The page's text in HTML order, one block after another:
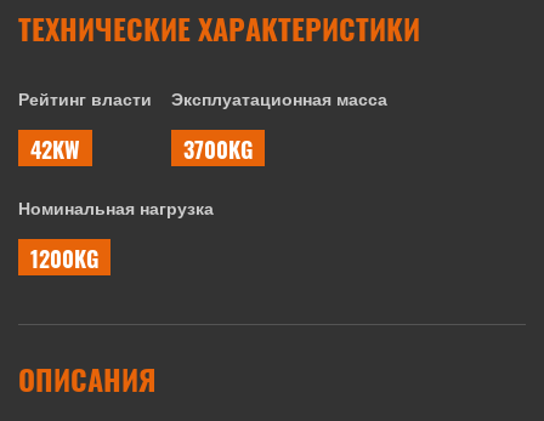
ТЕХНИЧЕСКИЕ ХАРАКТЕРИСТИКИ
Рейтинг власти
42KW
Эксплуатационная масса
3700KG
Номинальная нагрузка
1200KG
ОПИСАНИЯ